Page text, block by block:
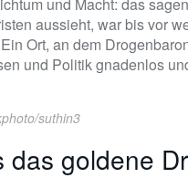
aussieht, war bis vor
Ort, an dem
und Politik gnadenlos
suthin3
goldene